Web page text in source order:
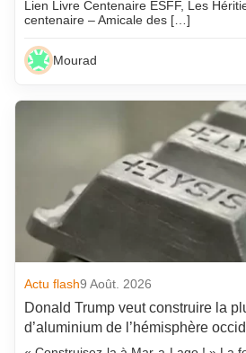
Lien Livre Centenaire ESFF, Les
centenaire – Amicale des […]
Mourad
Actu flash9 Août. 2026
Donald Trump veut construire la
d’aluminium de l’hémisphère